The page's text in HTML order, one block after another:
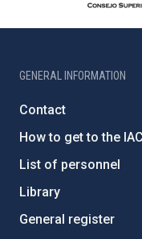
GENERAL INFORMATION
Contact
How to get to the IAC
List of personnel
Library
General register